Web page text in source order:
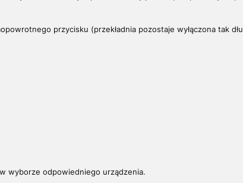
przycisku (przekładnia pozostaje wyłączona tak
wyborze odpowiedniego urządzenia.